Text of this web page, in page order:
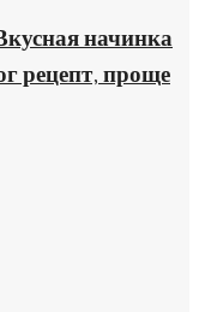
начинка
рецепт, проще